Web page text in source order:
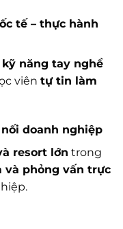
tế – thực hành
kỹ năng tay nghề
viên tự tin làm
doanh nghiệp
resort lớn trong
và phỏng vấn trực